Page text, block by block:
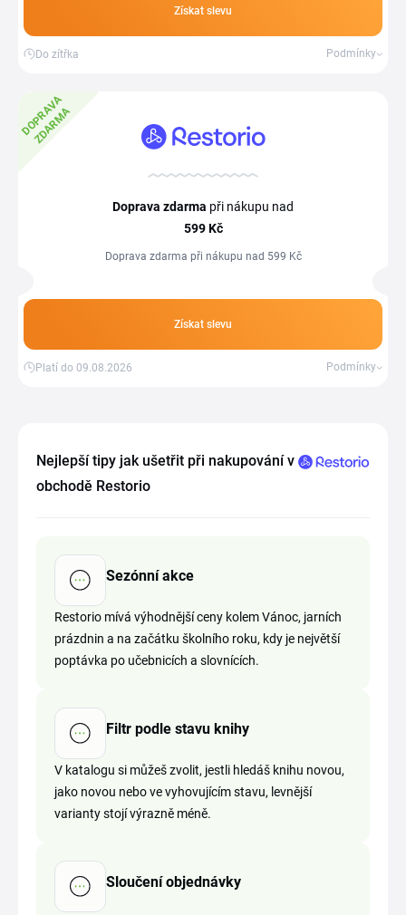
Získat slevu
Do zítřka Podmínky
D
O
P
R
A
V
A
Z
D
A
R
M
A
Doprava zdarma při nákupu nad
599 Kč
Doprava zdarma při nákupu nad 599 Kč
Získat slevu
Platí do 09.08.2026 Podmínky
Nejlepší tipy jak ušetřit při nakupování v
obchodě Restorio
Sezónní akce
Restorio mívá výhodnější ceny kolem Vánoc, jarních
prázdnin a na začátku školního roku, kdy je největší
poptávka po učebnicích a slovnících.
Filtr podle stavu knihy
V katalogu si můžeš zvolit, jestli hledáš knihu novou,
jako novou nebo ve vyhovujícím stavu, levnější
varianty stojí výrazně méně.
Sloučení objednávky